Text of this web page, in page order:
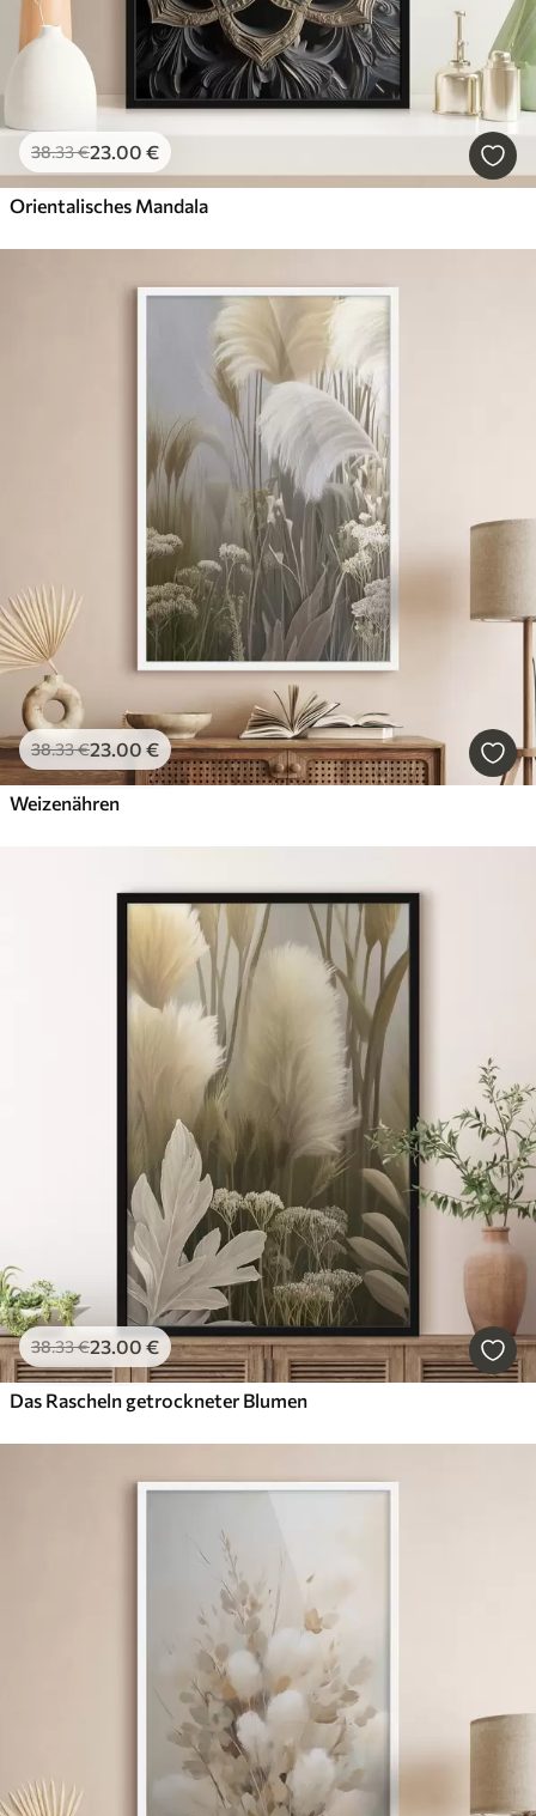
38.33€23.00 €
Orientalisches Mandala
38.33€23.00 €
Weizenähren
38.33€23.00 €
Das Rascheln getrockneter Blumen